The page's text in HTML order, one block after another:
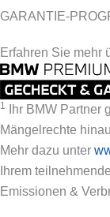
GARANTIE-
Erfahren Sie mehr
1
Ihr BMW Partner
Mängelrechte
Mehr dazu unter
Ihrem
Emissionen &